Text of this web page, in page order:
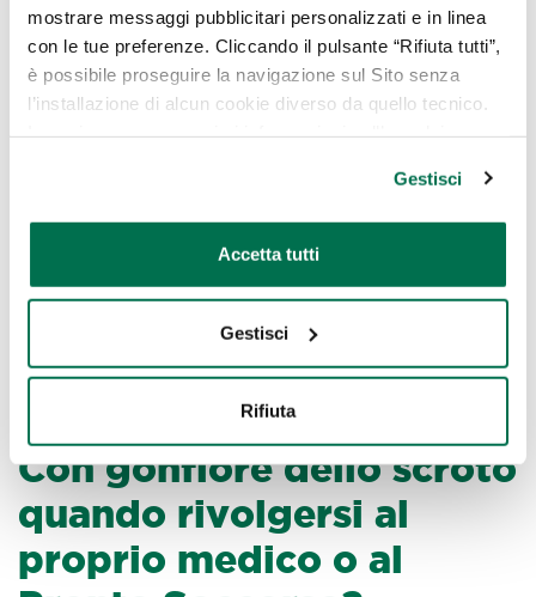
mostrare messaggi pubblicitari personalizzati e in linea
con le tue preferenze. Cliccando il pulsante “Rifiuta tutti”,
è possibile proseguire la navigazione sul Sito senza
l’installazione di alcun cookie diverso da quello tecnico.
oppure cliccare su “GESTISCI” per scegliere quali
cookie
Gestisci
Accetta tutti
Gestisci
Rifiuta
consulto ad uno specialista perché solo dopo
un approfondimento diagnostico sarà
possibile inquadrare la causa specifica.
Per ridurre il dolore nei casi lievi e transitori
impacchi freddi. Il consiglio è quello di evitare
abiti troppo aderenti che possono favorire
l’infiammazione dell’area, calore e umidità
sono inoltre nocivi alla salute dell’apparato
Con gonfiore dello scroto
quando rivolgersi al
proprio medico o al